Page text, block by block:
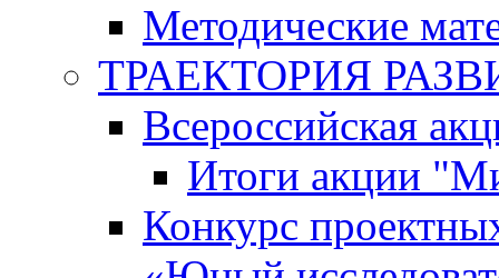
Методические
ТРАЕКТОРИЯ
Всероссийская
Итоги акции
Конкурс